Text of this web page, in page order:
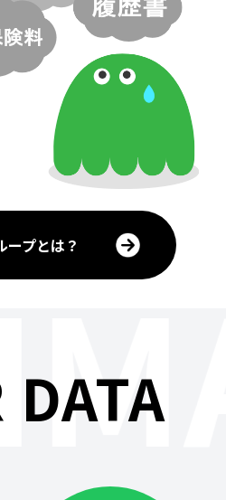
ープとは？